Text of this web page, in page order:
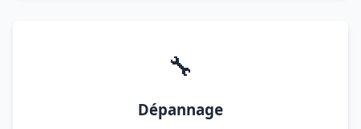
🔧
Dépannage